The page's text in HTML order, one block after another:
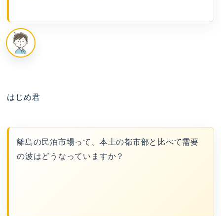
はじめ君
離島の民泊市場って、本土の都市部と比べて需要
の波はどうなっていますか？